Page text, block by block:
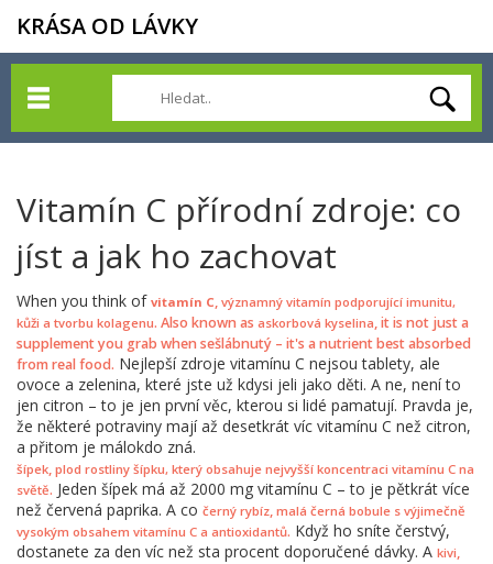
KRÁSA OD LÁVKY
Vitamín C přírodní zdroje: co
jíst a jak ho zachovat
When you think of vitamín C, významný vitamín podporující imunitu,
kůži a tvorbu kolagenu. Also known as askorbová kyselina, it is not just a
supplement you grab when sešlábnutý – it's a nutrient best absorbed
from real food. Nejlepší zdroje vitamínu C nejsou tablety, ale
ovoce a zelenina, které jste už kdysi jeli jako děti. A ne, není to
jen citron – to je jen první věc, kterou si lidé pamatují. Pravda je,
že některé potraviny mají až desetkrát víc vitamínu C než citron,
a přitom je málokdo zná.
šípek, plod rostliny šípku, který obsahuje nejvyšší koncentraci vitamínu C na
světě. Jeden šípek má až 2000 mg vitamínu C – to je pětkrát více
než červená paprika. A co černý rybíz, malá černá bobule s výjimečně
vysokým obsahem vitamínu C a antioxidantů. Když ho sníte čerstvý,
dostanete za den víc než sta procent doporučené dávky. A kivi,